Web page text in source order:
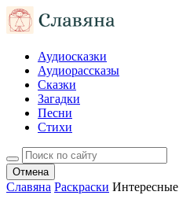
Аудиосказки
Аудиорассказы
Сказки
Загадки
Песни
Стихи
Отмена
Славяна Раскраски Интересные